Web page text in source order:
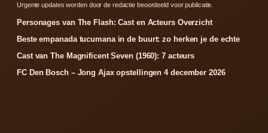
Urgente updates worden door de redactie beoordeeld voor publicatie.
Personages van The Flash: Cast en Acteurs Overzicht
Beste empanada tucumana in de buurt: zo herken je de echte
Cast van The Magnificent Seven (1960): 7 acteurs
FC Den Bosch – Jong Ajax opstellingen 4 december 2026